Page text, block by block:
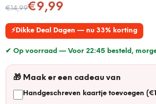
€14,99
Nu voor
€9,99
⚡Dikke Deal Dagen — nu 33% korting
✔ Op voorraad — Voor 22:45 besteld,
🎁 Maak er een cadeau van
Handgeschreven kaartje toevoegen